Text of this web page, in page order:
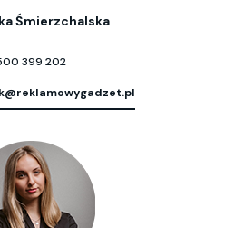
Śmierzchalska
399 202